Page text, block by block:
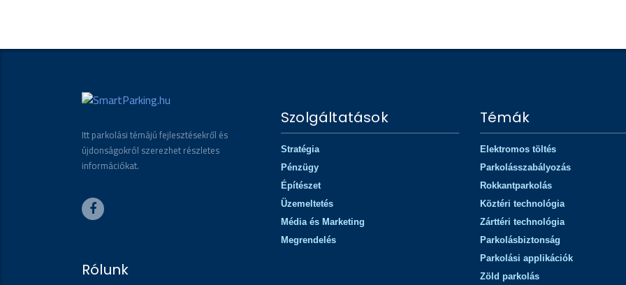
Itt parkolási témájú fejlesztésekről és
újdonságokról szerezhet részletes
információkat.
Rólunk
Szolgáltatások
Stratégia
Pénzügy
Építészet
Üzemeltetés
Média és Marketing
Megrendelés
Témák
Elektromos töltés
Parkolásszabályozás
Rokkantparkolás
Köztéri technológia
Zárttéri technológia
Parkolásbiztonság
Parkolási applikációk
Zöld parkolás